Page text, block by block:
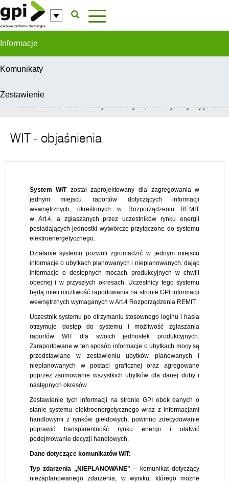
Przejdź do komentarzy
Informacje
Komunikaty
Zestawienie
W celu świadczenia usług na najwyższym poziomie, serwis GPI
Możesz określić warunki korzystania z tych plików wykorzystując
WIT - objaśnienia
System WITzostał zaprojektowany dla zagregowania w
jednym miejscu raportów dotyczących informacji
wewnętrznych, określonych w Rozporządzeniu REMIT
w Art.4, a zgłaszanych przez uczestników rynku energii
posiadających jednostki wytwórcze przyłączone do systemu
elektroenergetycznego.
Działanie systemu pozwoli zgromadzić w jednym miejscu
informacje o ubytkach planowanych i nieplanowanych, dając
informacje o dostępnych mocach produkcyjnych w chwili
obecnej i w przyszłych okresach. Uczestnicy tego systemu
będą mieli możliwość raportowania na stronie GPI informacji
wewnętrznych wymaganych w Art.4 Rozporządzenia REMIT.
Uczestnik systemu po otrzymaniu stosownego loginu i hasła
otrzymuje dostęp do systemu i możliwość zgłaszania
raportów WIT dla swoich jednostek produkcyjnych.
Zaraportowane w ten sposób informacje o ubytkach mocy są
przedstawiane w zestawieniu ubytków planowanych i
nieplanowanych w postaci graficznej oraz agregowane
poprzez zsumowanie wszystkich ubytków dla danej doby i
następnych okresów.
Zestawienie tych informacji na stronie GPI obok danych o
stanie systemu elektroenergetycznego wraz z informacjami
handlowymi z rynków giełdowych, powinno zdecydowanie
poprawić transparentność rynku energii i ułatwić
podejmowanie decyzji handlowych.
Dane dotyczące komunikatów WIT:
Typ zdarzenia „NIEPLANOWANE" – komunikat dotyczący
niezaplanowanego zdarzenia, w wyniku, którego możne